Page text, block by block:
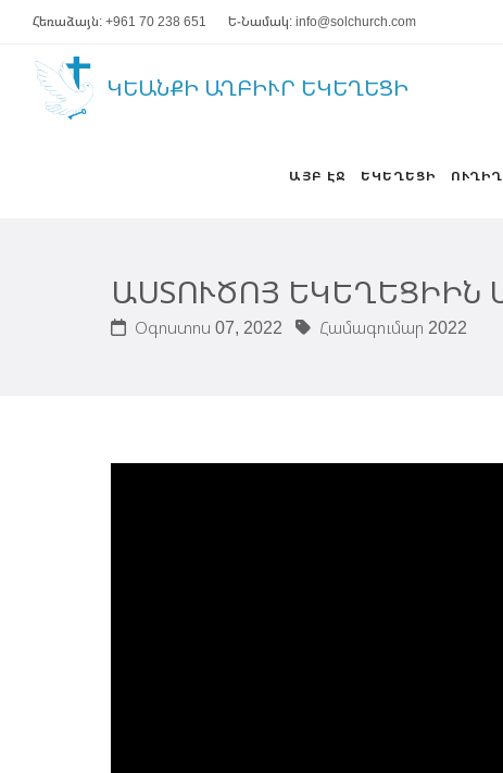
Հեռաձայն: +961 70 238 651 Ե-Նամակ: info@solchurch.com
ԿԵԱՆՔԻ ԱՂԲԻՒՐ ԵԿԵՂԵՑԻ
ԱՅԲ ԷՋ ԵԿԵՂԵՑԻ ՈՒՂԻՂ
ԱՍՏՈՒԾՈՅ ԵԿԵՂԵՑԻԻՆ
Օգոստոս 07, 2022 Համագումար 2022